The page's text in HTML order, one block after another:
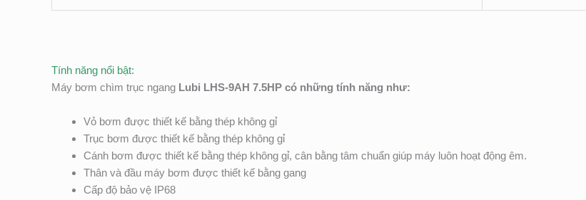
Tính năng nổi bật:
Máy bơm chìm trục ngang Lubi LHS-9AH 7.5HP có những tính năng như:
Vỏ bơm được thiết kế bằng thép không gỉ
Trục bơm được thiết kế bằng thép không gỉ
Cánh bơm được thiết kế bằng thép không gỉ, cân bằng tâm chuẩn giúp máy luôn hoạt động êm.
Thân và đầu máy bơm được thiết kế bằng gang
Cấp độ bảo vệ IP68